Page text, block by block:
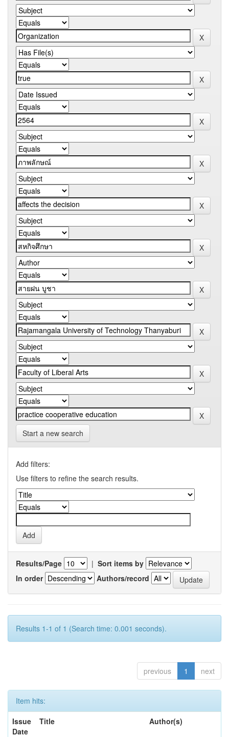
Start a new search
Add filters:
Use filters to refine the search results.
Results/Page | Sort items by
In order
Authors/record
Results 1-1 of 1 (Search time: 0.001 seconds).
previous 1 next
Item hits:
Issue
Date
Title Author(s)